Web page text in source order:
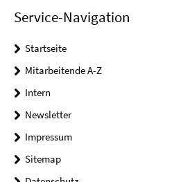
Service-Navigation
Startseite
Mitarbeitende A-Z
Intern
Newsletter
Impressum
Sitemap